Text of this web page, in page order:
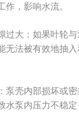
作，影响水流。
过大：如果叶轮
无法被有效地抽
泵壳内部损坏或
水泵内压力不稳